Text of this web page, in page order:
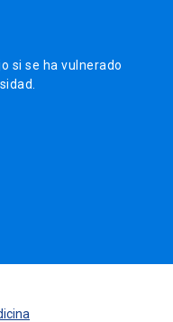
si se ha vulnerado